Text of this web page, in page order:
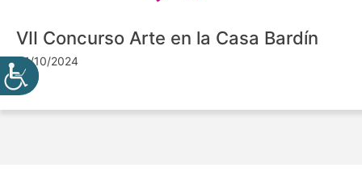
VII Concurso Arte en la Casa Bardín
24/10/2024